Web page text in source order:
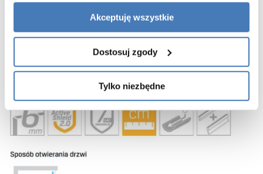
Akceptuję wszystkie
Dostosuj zgody
Tylko niezbędne
wygodny ergonomiczny metalowy uchwyt
wygodne szerokie wejście do kabiny
regulacja przyścienna
uszczelki magnetyczne
gwarancja 7 lat